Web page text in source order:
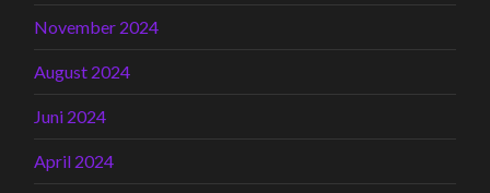
November 2024
August 2024
Juni 2024
April 2024